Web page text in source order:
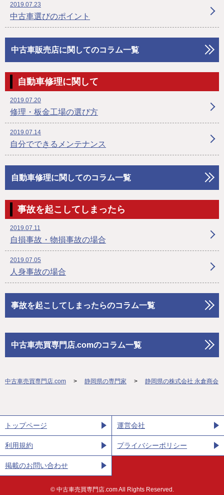
2019.07.23
中古車選びのポイント
中古車販売店に関してのコラム一覧
自動車修理に関して
2019.07.20
修理・板金工場の選び方
2019.07.14
自分でできるメンテナンス
自動車修理に関してのコラム一覧
事故を起こしてしまったら
2019.07.11
自損事故・物損事故の場合
2019.07.05
人身事故の場合
事故を起こしてしまったらのコラム一覧
中古車売買専門店.comのコラム一覧
中古車売買専門店.com 静岡県の専門家 静岡県の株式会社 永倉商会
トップページ 運営会社
利用規約 プライバシーポリシー
掲載のお問い合わせ
©︎ 中古車売買専門店.com All Rights Reserved.